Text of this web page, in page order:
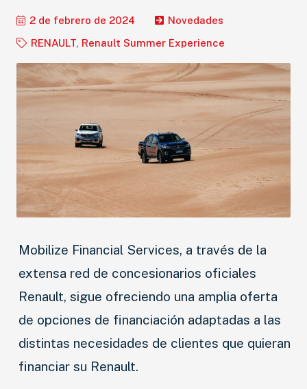
2 de febrero de 2024
Novedades
RENAULT, Renault Summer Experience
Mobilize Financial Services, a través de la
extensa red de concesionarios oficiales
Renault, sigue ofreciendo una amplia oferta
de opciones de financiación adaptadas a las
distintas necesidades de clientes que quieran
financiar su Renault.